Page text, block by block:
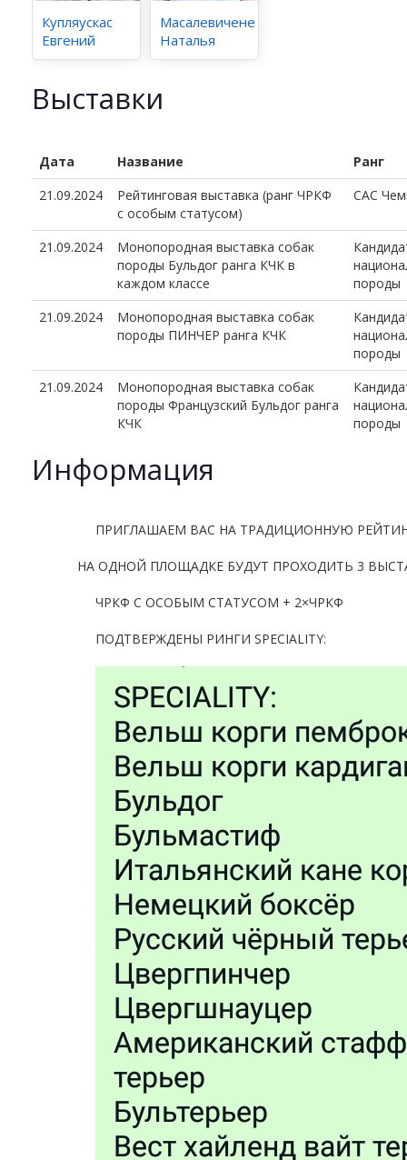
Купляускас
Евгений
Масалевичене
Наталья
Выставки
Дата Название
Ранг
21.09.2024
Рейтинговая выставка (ранг ЧРКФ
с особым статусом)
CAC
21.09.2024
Монопородная выставка собак
породы Бульдог ранга КЧК в
каждом классе
породы
21.09.2024
Монопородная выставка собак
породы ПИНЧЕР ранга КЧК
породы
21.09.2024
Монопородная выставка собак
породы Французский Бульдог ранга
КЧК
породы
Информация
ПРИГЛАШАЕМ ВАС НА ТРАДИЦИОННУЮ
НА ОДНОЙ ПЛОЩАДКЕ БУДУТ ПРОХОДИТЬ 3
ЧРКФ С ОСОБЫМ СТАТУСОМ + 2×ЧРКФ
ПОДТВЕРЖДЕНЫ РИНГИ SPECIALITY: